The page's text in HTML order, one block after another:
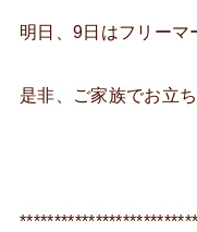
明日、9日はフリーマ
是非、ご家族でお立